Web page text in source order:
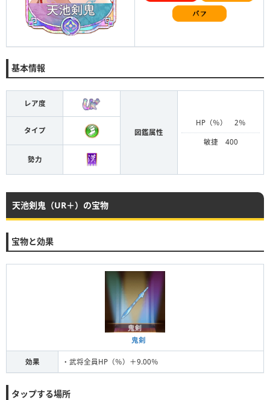
基本情報
レア度
図鑑属性
HP（％） 2％
敏捷 400
タイプ
勢力
天池剣鬼（UR＋）の宝物
宝物と効果
鬼剣
効果 ・武将全員HP（％）＋9.00％
タップする場所